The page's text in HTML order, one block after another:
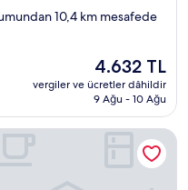
10,4 km mesafede
Güncel
fiyat:
4.632 TL
4.632 TL
vergiler ve ücretler dâhildir
9 Ağu - 10 Ağu
Collection